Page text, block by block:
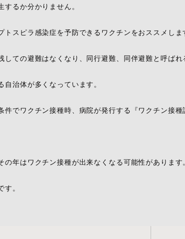
するか分かりません。
トスピラ感染症を予防できるワクチンをおススメしま
ての避難はなくなり、同行避難、同伴避難と呼ばれ
自治体が多くなっています。
件でワクチン接種時、病院が発行する『ワクチン接種
の年はワクチン接種が出来なくなる可能性があります
す。